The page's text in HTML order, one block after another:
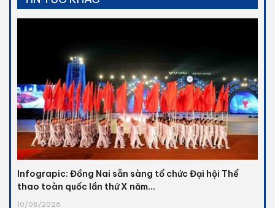
Infograpic: Đồng Nai sẵn sàng tổ chức Đại hội Thể
thao toàn quốc lần thứ X năm...
10/08/2026